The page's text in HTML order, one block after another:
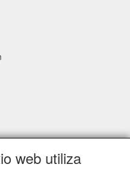
LPM
web utiliza